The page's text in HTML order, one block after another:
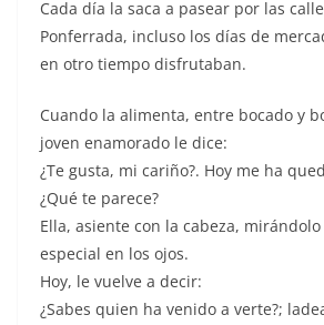
Cada día la saca a pasear por las
Ponferrada, incluso los días de
en otro tiempo disfrutaban.
Cuando la alimenta, entre bocado y
joven enamorado le dice:
¿Te gusta, mi cariño?. Hoy me ha
¿Qué te parece?
Ella, asiente con la cabeza,
especial en los ojos.
Hoy, le vuelve a decir:
¿Sabes quien ha venido a verte?;